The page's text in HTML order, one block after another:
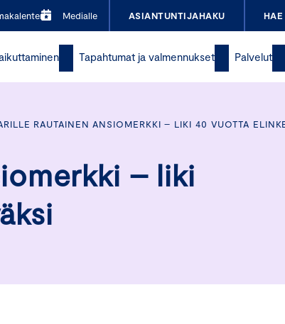
Medialle ASIANTUNTIJAHAKU
Tapahtumat ja valmennukset Palvelut
RAUTAINEN ANSIOMERKKI – LIKI 40 VUOTTA
– liki